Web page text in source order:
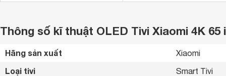
Thông số kĩ thuật OLED Tivi Xiaomi 4K 65
Hãng sản xuất Xiaomi
Loại tivi Smart Tivi